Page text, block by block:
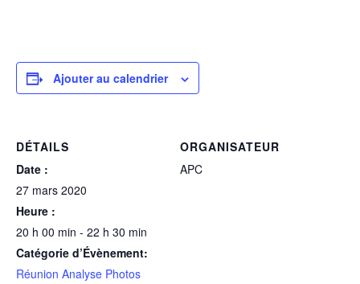
Ajouter au calendrier
DÉTAILS
Date :
27 mars 2020
Heure :
20 h 00 min - 22 h 30 min
Catégorie d’Évènement:
Réunion Analyse Photos
ORGANISATEUR
APC